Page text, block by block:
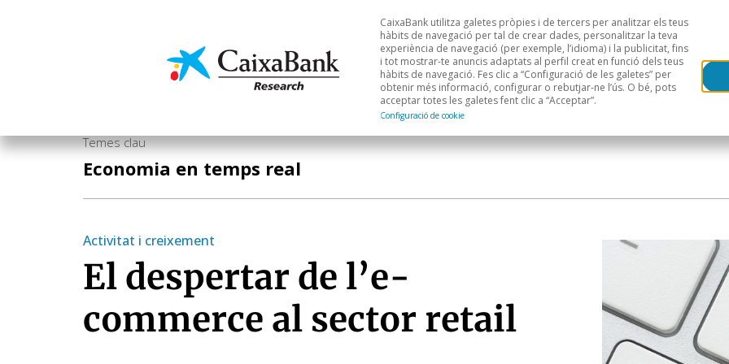
Economia i mercats Anàlisi sectorial Àrees geogràfiques
CaixaBank utilitza galetes pròpies i de tercers per analitzar els teus
hàbits de navegació per tal de crear dades, personalitzar la teva
experiència de navegació (per exemple, l’idioma) i la publicitat, fins
i tot mostrar-te anuncis adaptats al perfil creat en funció dels teus
hàbits de navegació. Fes clic a “Configuració de les galetes” per
obtenir més informació, configurar o rebutjar-ne l’ús. O bé, pots
acceptar totes les galetes fent clic a “Acceptar”.
Configuració de cookie
Temes clau
Economia en temps real
Activitat i creixement
El despertar de l’e-
commerce al sector retail